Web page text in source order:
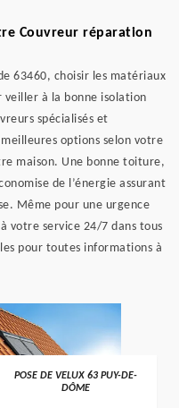
Couvreur réparation
63460, choisir les matériaux
à la bonne isolation
spécialisés et
options selon votre
maison. Une bonne toiture,
de l’énergie assurant
Même pour une urgence
votre service 24/7 dans tous
pour toutes informations à
POSE DE VELUX 63 PUY-DE-
DÔME